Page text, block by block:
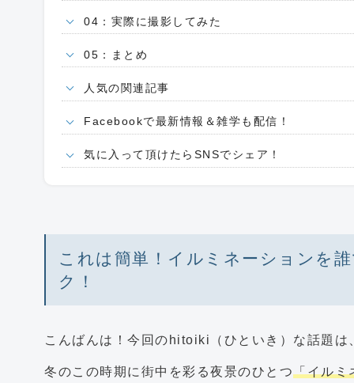
04：実際に撮影してみた
05：まとめ
人気の関連記事
Facebookで最新情報＆雑学も配信！
気に入って頂けたらSNSでシェア！
これは簡単！イルミネーションを
ク！
こんばんは！今回のhitoiki（ひといき）な話題は
冬のこの時期に街中を彩る夜景のひとつ「イルミ